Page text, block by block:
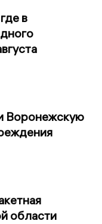
в
Воронежскую
области